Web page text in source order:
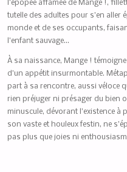
l’épopée affamée de Mange !,
tutelle des adultes pour s’en aller
monde et de ses occupants,
l’enfant sauvage…
À sa naissance, Mange !
d’un appétit insurmontable.
part à sa rencontre, aussi véloce
rien préjuger ni présager du bien
minuscule, dévorant l’existence
son vaste et houleux festin, ne
pas plus que joies ni